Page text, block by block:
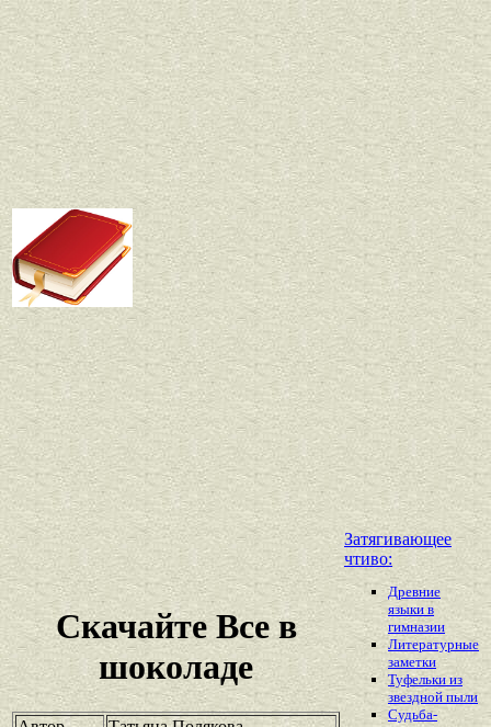
Скачайте Все в
шоколаде
Затягивающее
чтиво:
Древние
языки в
гимназии
Литературные
заметки
Туфельки из
звездной пыли
Судьба-